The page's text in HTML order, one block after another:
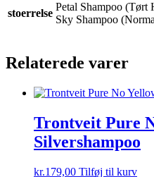
stoerrelse
Petal Shampoo (Tørt
Sky Shampoo
Relaterede varer
Trontveit Pure
Silvershampoo
kr.179,00 Tilføj til kurv